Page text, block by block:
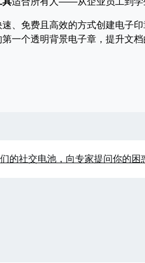
、免费且高效的方式创建电子
一个透明背景电子章，提升文档
的社交电池，向专家提问你的困